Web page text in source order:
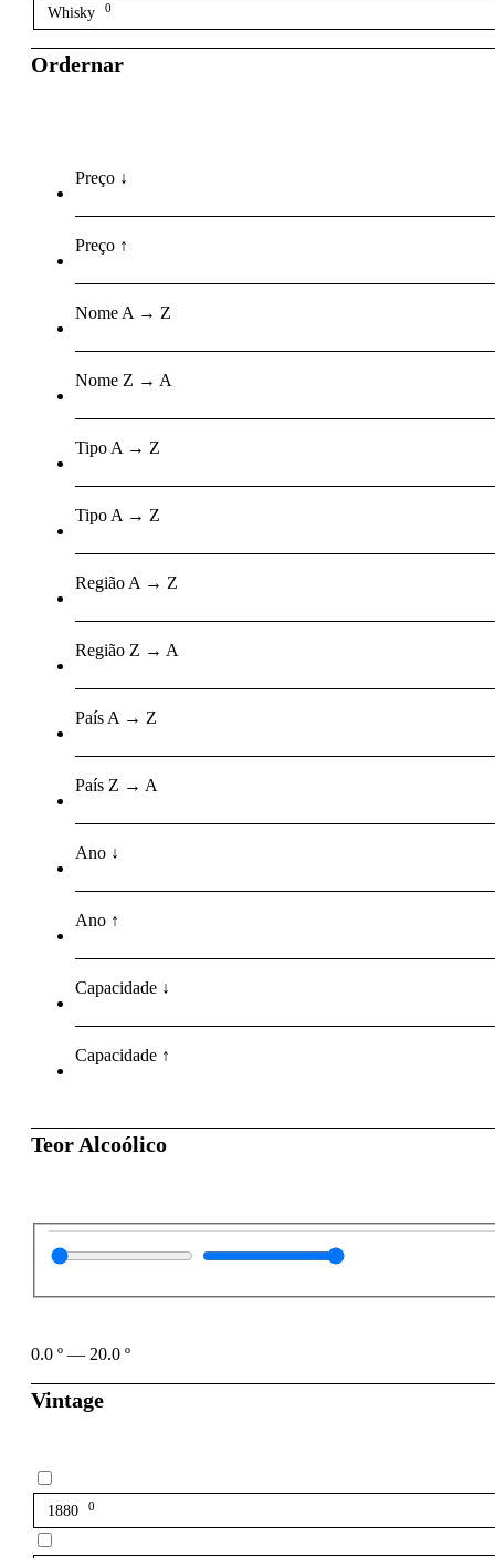
Whisky 0
Ordernar
Preço ↓
Preço ↑
Nome A → Z
Nome Z → A
Tipo A → Z
Tipo A → Z
Região A → Z
Região Z → A
País A → Z
País Z → A
Ano ↓
Ano ↑
Capacidade ↓
Capacidade ↑
Teor Alcoólico
0.0 º — 20.0 º
Vintage
1880 0